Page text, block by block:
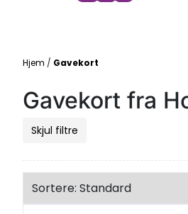
Hjem / Gavekort
Gavekort fra
Skjul filtre